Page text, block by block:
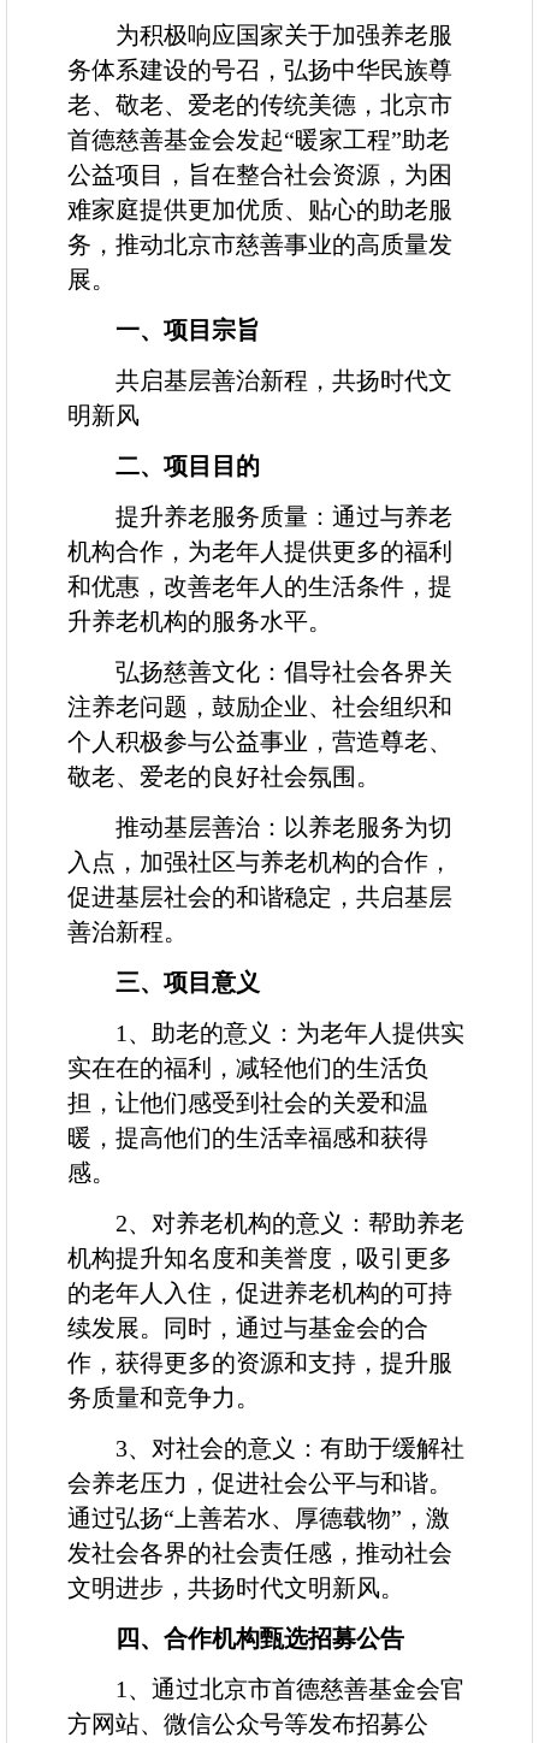
为积极响应国家关于加强养老服
务体系建设的号召，弘扬中华民族尊
老、敬老、爱老的传统美德，北京市
首德慈善基金会发起“暖家工程”助老
公益项目，旨在整合社会资源，为困
难家庭提供更加优质、贴心的助老服
务，推动北京市慈善事业的高质量发
展。
一、项目 宗旨
共启基层善治新程，共扬时代文
明新风
二、项目目的
提升养老服务质量：通过与养老
机构合作，为老年人提供更多的福利
和优惠，改善老年人的生活条件，提
升养老机构的服务水平。
弘扬慈善文化：倡导社会各界关
注养老问题，鼓励企业、社会组织和
个人积极参与公益事业，营造尊老、
敬老、爱老的良好社会氛围。
推动基层善治：以养老服务为切
入点，加强社区与养老机构的合作，
促进基层社会的和谐稳定，共启基层
善治新程。
三、项目意义
1 、助老的意义：为老年人提供实
实在在的福利，减轻他们的生活负
担，让他们感受到社会的关爱和温
暖，提高他们的生活幸福感和获得
感。
2、对养老机构的意义：帮助养老
机构提升知名度和美誉度，吸引更多
的老年人入住，促进养老机构的可持
续发展。同时，通过与基金会的合
作，获得更多的资源和支持，提升服
务质量和竞争力。
3、对社会的意义：有助于缓解社
会养老压力，促进社会公平与和谐。
通过弘扬“上善若水、厚德载物”，激
发社会各界的社会责任感，推动社会
文明进步，共扬时代文明新风。
四 、合作机构甄选招募公告
1 、通过北京市首德慈善基金会官
方网站、微信公众号等发布招募公